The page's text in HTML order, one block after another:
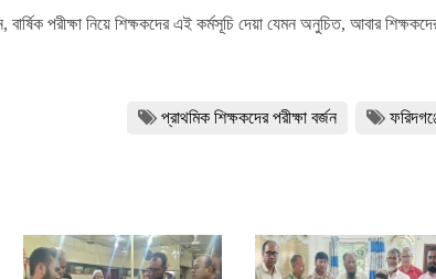
পরীক্ষা নিয়ে শিক্ষকদের এই কর্মসূচি দেয়া যেমন অনুচিত, আবার
প্রাথমিক শিক্ষকদের পরীক্ষা বর্জন